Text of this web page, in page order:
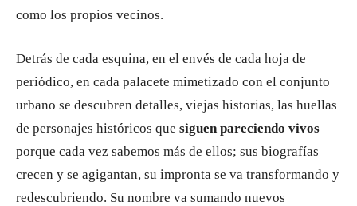
como los propios vecinos.
Detrás de cada esquina, en el envés de cada hoja de
periódico, en cada palacete mimetizado con el conjunto
urbano se descubren detalles, viejas historias, las huellas
de personajes históricos que siguen pareciendo vivos
porque cada vez sabemos más de ellos; sus biografías
crecen y se agigantan, su impronta se va transformando y
redescubriendo. Su nombre va sumando nuevos